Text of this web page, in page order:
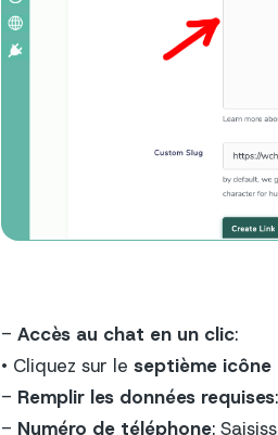
- Accès au chat en un clic:
• Cliquez sur le septième icône
- Remplir les données requises:
- Numéro de téléphone: